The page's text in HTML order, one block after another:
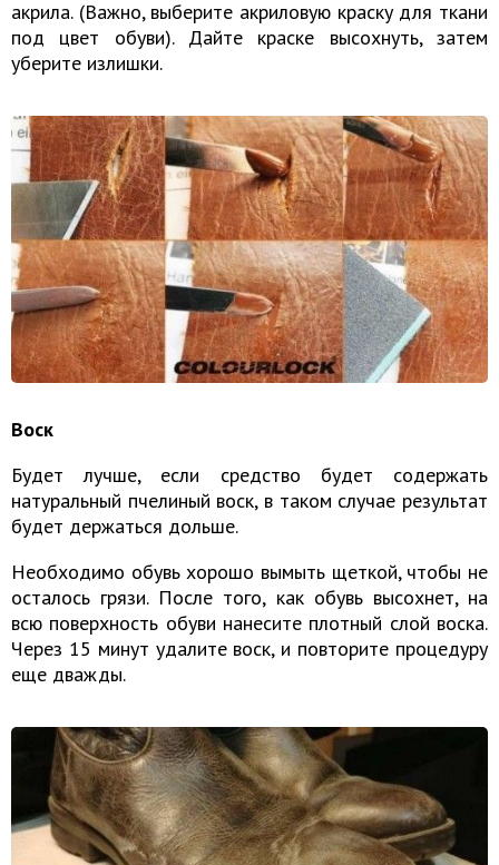
акрила. (Важно, выберите акриловую краску для ткани
под цвет обуви). Дайте краске высохнуть, затем
уберите излишки.
Воск
Будет лучше, если средство будет содержать
натуральный пчелиный воск, в таком случае результат
будет держаться дольше.
Необходимо обувь хорошо вымыть щеткой, чтобы не
осталось грязи. После того, как обувь высохнет, на
всю поверхность обуви нанесите плотный слой воска.
Через 15 минут удалите воск, и повторите процедуру
еще дважды.